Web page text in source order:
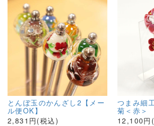
とんぼ玉のかんざし2【メー
ル便OK】
2,831円(税込)
つまみ細
菊＜赤＞
12,100円